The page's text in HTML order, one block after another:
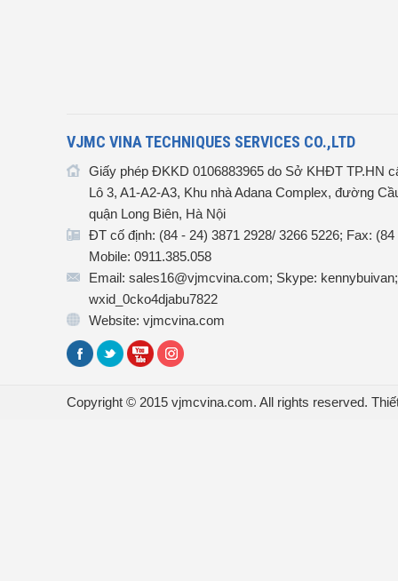
VJMC VINA TECHNIQUES SERVICES CO.,LTD
Giấy phép ĐKKD 0106883965 do Sở KHĐT TP.HN
Lô 3, A1-A2-A3, Khu nhà Adana Complex, đường
quận Long Biên, Hà Nội
ĐT cố định: (84 - 24) 3871 2928/ 3266 5226; Fax:
Mobile: 0911.385.058
Email: sales16@vjmcvina.com; Skype:
wxid_0cko4djabu7822
Website: vjmcvina.com
Copyright © 2015 vjmcvina.com. All rights reserved.